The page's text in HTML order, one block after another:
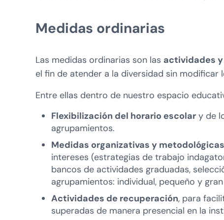
Medidas ordinarias
Las medidas ordinarias son las actividades
el fin de atender a la diversidad sin
Entre ellas dentro de nuestro espacio
Flexibilización del horario escolary de
agrupamientos.
Medidas organizativas y metodológicas
intereses (estrategias de trabajo
bancos de actividades graduadas,
agrupamientos: individual, pequeño y
Actividades de recuperación, para
superadas de manera presencial en la